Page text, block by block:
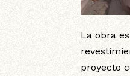
La obra
proyecto